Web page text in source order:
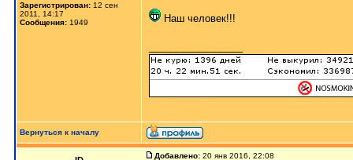
Зарегистрирован: 12 сен
2011, 14:17
Сообщения: 1949 Наш человек!!!
Вернуться к началу
Добавлено: 20 янв 2016, 22:08